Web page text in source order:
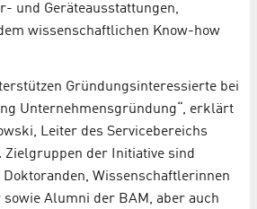
und Geräteausstattungen,
wissenschaftlichen Know-how
Gründungsinteressierte bei
Unternehmensgründung“, erklärt
Leiter des Servicebereichs
Zielgruppen der Initiative sind
Wissenschaftlerinnen
Alumni der BAM, aber auch